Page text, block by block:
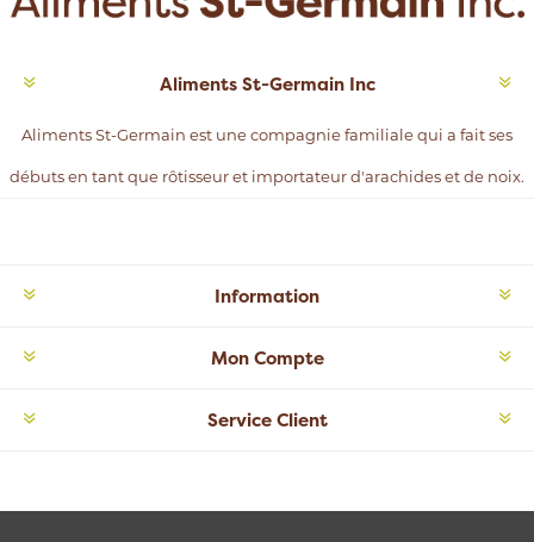
Aliments St-Germain Inc
Aliments St-Germain est une compagnie familiale qui a fait ses
débuts en tant que rôtisseur et importateur d'arachides et de noix.
Information
Mon Compte
Service Client